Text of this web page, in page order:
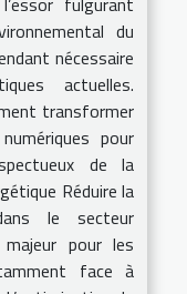
du
nécessaire
actuelles.
transformer
pour
de la
Réduire la
le secteur
pour les
face à